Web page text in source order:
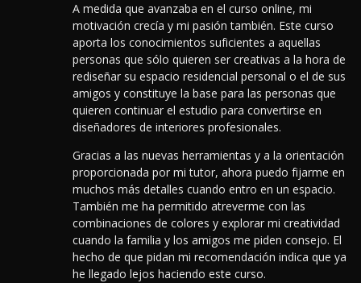
A medida que avanzaba en el curso online, mi
motivación crecía y mi pasión también. Este curso
aporta los conocimientos suficientes a aquellas
personas que sólo quieren ser creativas a la hora de
rediseñar su espacio residencial personal o el de sus
amigos y constituye la base para las personas que
quieren continuar el estudio para convertirse en
diseñadores de interiores profesionales.
Gracias a las nuevas herramientas y a la orientación
proporcionada por mi tutor, ahora puedo fijarme en
muchos más detalles cuando entro en un espacio.
También me ha permitido atreverme con las
combinaciones de colores y explorar mi creatividad
cuando la familia y los amigos me piden consejo. El
hecho de que pidan mi recomendación indica que ya
he llegado lejos haciendo este curso.